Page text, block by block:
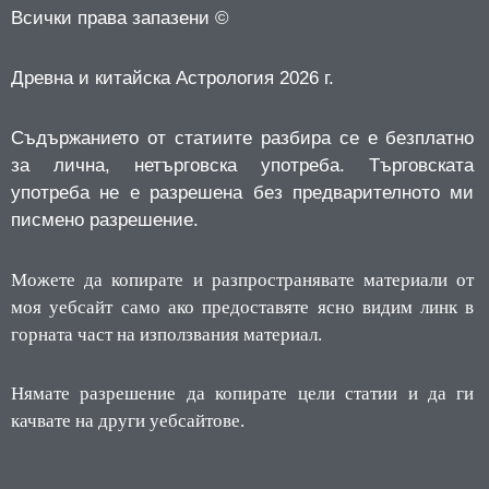
Всички права запазени ©
Древна и китайска Астрология 2026 г.
Съдържанието от статиите разбира се е безплатно
за лична, нетърговска употреба.
Търговската
употреба не е разрешена без предварителното ми
писмено разрешение.
Можете да копирате и разпространявате материали от
моя уебсайт само ако предоставяте ясно видим линк в
горната част на използвания материал.
Нямате разрешение да копирате цели статии и да ги
качвате на други уебсайтове.